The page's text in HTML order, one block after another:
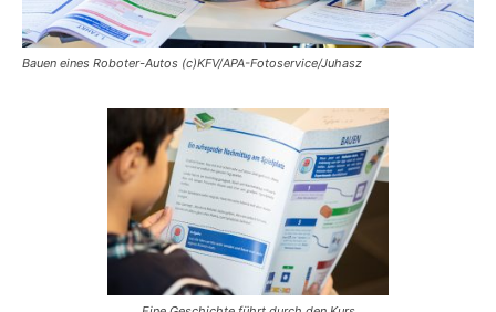
Bauen eines Roboter-Autos (c)KFV/APA-Fotoservice/Juhasz